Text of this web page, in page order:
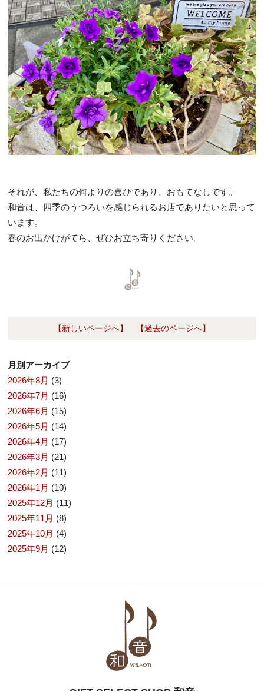
それが、私たちの何よりの喜びであり、おもてなしです。
和音は、四季のうつろいを感じられるお店でありたいと思って
います。
春のお出かけがてら、ぜひお立ち寄りください。
【新しいページへ】 【過去のページへ】
月別アーカイブ
2026年8月 (3)
2026年7月 (16)
2026年6月 (15)
2026年5月 (14)
2026年4月 (17)
2026年3月 (21)
2026年2月 (11)
2026年1月 (10)
2025年12月 (11)
2025年11月 (8)
2025年10月 (4)
2025年9月 (12)